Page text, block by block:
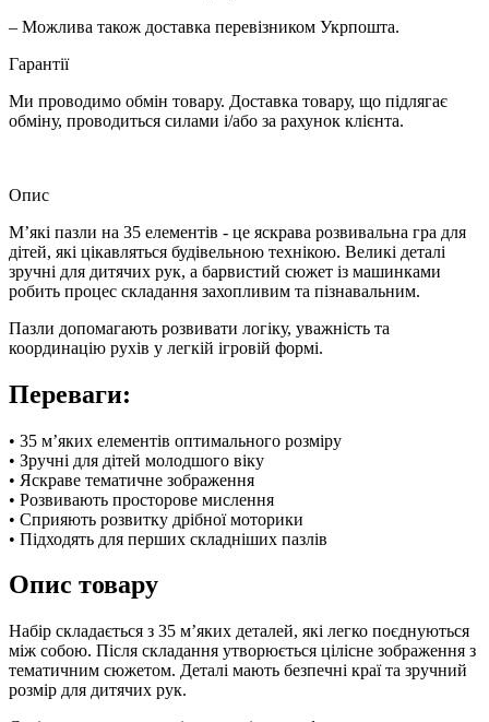
– Можлива також доставка перевізником Укрпошта.
Гарантії
Ми проводимо обмін товару. Доставка товару, що підлягає
обміну, проводиться силами і/або за рахунок клієнта.
Опис
М’які пазли на 35 елементів - це яскрава розвивальна гра для
дітей, які цікавляться будівельною технікою. Великі деталі
зручні для дитячих рук, а барвистий сюжет із машинками
робить процес складання захопливим та пізнавальним.
Пазли допомагають розвивати логіку, уважність та
координацію рухів у легкій ігровій формі.
Переваги:
• 35 м’яких елементів оптимального розміру
• Зручні для дітей молодшого віку
• Яскраве тематичне зображення
• Розвивають просторове мислення
• Сприяють розвитку дрібної моторики
• Підходять для перших складніших пазлів
Опис товару
Набір складається з 35 м’яких деталей, які легко поєднуються
між собою. Після складання утворюється цілісне зображення з
тематичним сюжетом. Деталі мають безпечні краї та зручний
розмір для дитячих рук.